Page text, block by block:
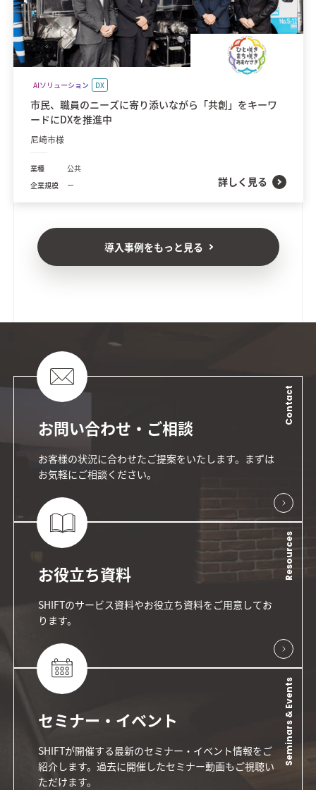
AIソリューション DX
市民、職員のニーズに寄り添いながら「共創」をキーワ
ードにDXを推進中
尼崎市様
業種
公共
企業規模
ー 詳しく見る
導入事例をもっと見る
お問い合わせ・ご相談
お客様の状況に合わせたご提案をいたします。まずは
お気軽にご相談ください。
Contact
お役立ち資料
SHIFTのサービス資料やお役立ち資料をご用意してお
ります。
Resources
セミナー・イベント
SHIFTが開催する最新のセミナー・イベント情報をご
紹介します。過去に開催したセミナー動画もご視聴い
ただけます。
Seminars & Events